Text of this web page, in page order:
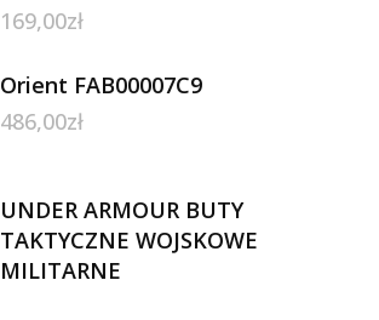
169,00zł
Orient FAB00007C9
486,00zł
UNDER ARMOUR BUTY
TAKTYCZNE WOJSKOWE
MILITARNE